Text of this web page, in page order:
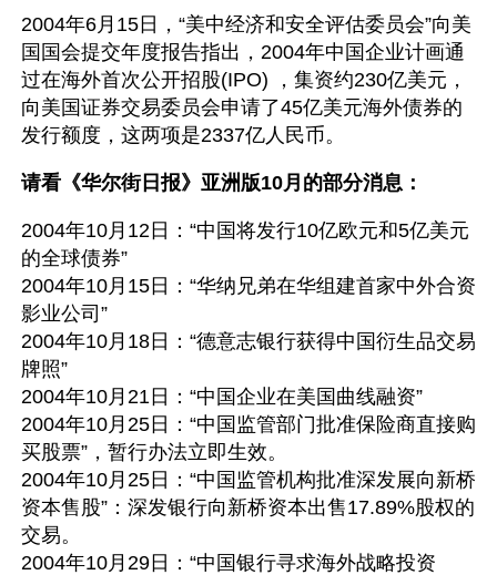
2004年6月15日，“美中经济和安全评估委员会”向美
国国会提交年度报告指出，2004年中国企业计画通
过在海外首次公开招股(IPO) ，集资约230亿美元，
向美国证券交易委员会申请了45亿美元海外债券的
发行额度，这两项是2337亿人民币。
请看《华尔街日报》亚洲版10月的部分消息：
2004年10月12日：“中国将发行10亿欧元和5亿美元
的全球债券”
2004年10月15日：“华纳兄弟在华组建首家中外合资
影业公司”
2004年10月18日：“德意志银行获得中国衍生品交易
牌照”
2004年10月21日：“中国企业在美国曲线融资”
2004年10月25日：“中国监管部门批准保险商直接购
买股票”，暂行办法立即生效。
2004年10月25日：“中国监管机构批准深发展向新桥
资本售股”：深发银行向新桥资本出售17.89%股权的
交易。
2004年10月29日：“中国银行寻求海外战略投资